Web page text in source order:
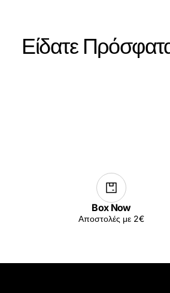
Είδατε
Box Now
Αποστολές με 2€